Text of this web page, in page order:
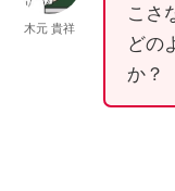
木元 貴祥
こさ
どの
か？